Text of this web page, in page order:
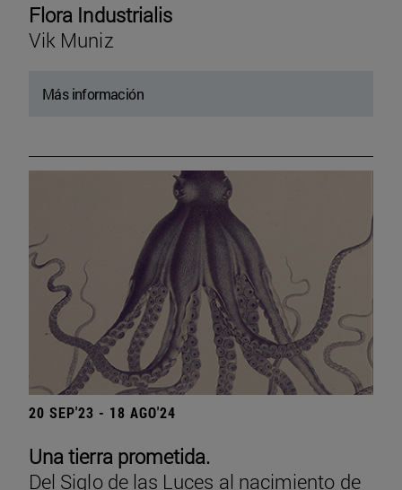
Flora Industrialis
Vik Muniz
Más información
20 SEP'23 - 18 AGO'24
Una tierra prometida.
Del Siglo de las Luces al nacimiento de